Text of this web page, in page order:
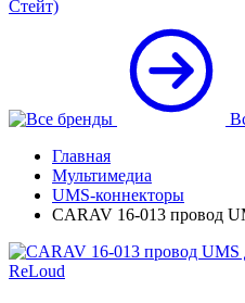
Стейт)
Главная
Мультимедиа
UMS-коннекторы
CARAV 16-013 провод